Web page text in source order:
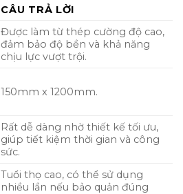
CÂU TRẢ LỜI
Được làm từ thép cường độ cao,
đảm bảo độ bền và khả năng
chịu lực vượt trội.
150mm x 1200mm.
Rất dễ dàng nhờ thiết kế tối ưu,
giúp tiết kiệm thời gian và công
sức.
Tuổi thọ cao, có thể sử dụng
nhiều lần nếu bảo quản đúng